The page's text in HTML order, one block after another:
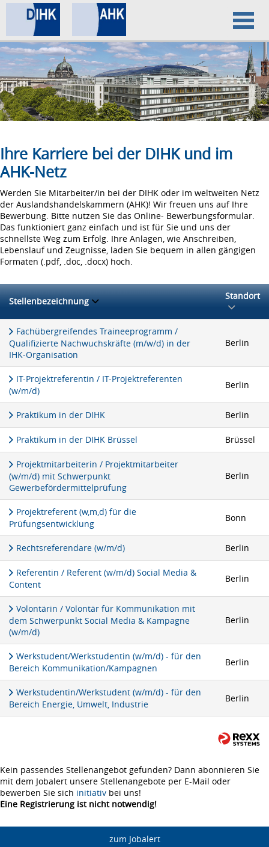
Home
Datenschutz
Impressum
Ihre Karriere bei der DIHK und im
AHK-Netz
Werden Sie Mitarbeiter/in bei der DIHK oder im weltweiten Netz
der Auslandshandelskammern (AHK)! Wir freuen uns auf Ihre
Bewerbung. Bitte nutzen Sie das Online- Bewerbungsformular.
Das funktioniert ganz einfach und ist für Sie und uns der
schnellste Weg zum Erfolg. Ihre Anlagen, wie Anschreiben,
Lebenslauf und Zeugnisse, laden Sie bequem in allen gängigen
Formaten (.pdf, .doc, .docx) hoch.
Stellenbezeichnung Standort
Fachübergreifendes Traineeprogramm /
Qualifizierte Nachwuchskräfte (m/w/d) in der
IHK-Organisation
Berlin
IT-Projektreferentin / IT-Projektreferenten
(w/m/d)
Berlin
Praktikum in der DIHK Berlin
Praktikum in der DIHK Brüssel Brüssel
Projektmitarbeiterin / Projektmitarbeiter
(w/m/d) mit Schwerpunkt
Gewerbefördermittelprüfung
Berlin
Projektreferent (w,m,d) für die
Prüfungsentwicklung
Bonn
Rechtsreferendare (w/m/d) Berlin
Referentin / Referent (w/m/d) Social Media &
Content
Berlin
Volontärin / Volontär für Kommunikation mit
dem Schwerpunkt Social Media & Kampagne
(w/m/d)
Berlin
Werkstudent/Werkstudentin (w/m/d) - für den
Bereich Kommunikation/Kampagnen
Berlin
Werkstudentin/Werkstudent (w/m/d) - für den
Bereich Energie, Umwelt, Industrie
Berlin
Kein passendes Stellenangebot gefunden? Dann abonnieren Sie
mit dem Jobalert unsere Stellenangebote per E-Mail oder
bewerben Sie sich initiativ bei uns!
Eine Registrierung ist nicht notwendig!
zum Jobalert